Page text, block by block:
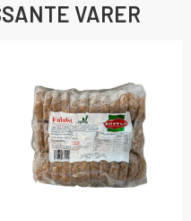
VARER